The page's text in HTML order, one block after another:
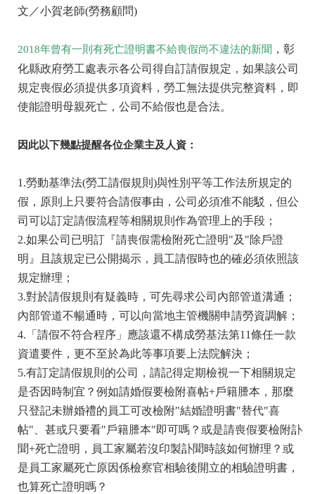
文／小賀老師(勞務顧問)
2018年曾有一則有死亡證明書不給喪假尚不違法的新聞 ，彰
化縣政府勞工處表示各公司得自訂請假規定，如果該公司
規定喪假必須提供多項資料，勞工無法提供完整資料，即
使能證明母親死亡，公司不給假也是合法。
因此以下幾點提醒各位企業主及人資：
1.勞動基準法(勞工請假規則)與性別平等工作法所規定的
假，原則上只要符合請假事由，公司必須准不能駁，但公
司可以訂定請假流程等相關規則作為管理上的手段；
2.如果公司已明訂『請喪假需檢附死亡證明"及"除戶證
明』且該規定已公開揭示，員工請假時也的確必須依照該
規定辦理；
3.對於請假規則有疑義時，可先尋求公司內部管道溝通；
內部管道不暢通時，可以向當地主管機關申請勞資調解；
4.「請假不符合程序」應該還不構成勞基法第11條任一款
資遣要件，更不至於為此等事項要上法院解決；
5.有訂定請假規則的公司，請記得定期檢視一下相關規定
是否因時制宜？例如請婚假要檢附喜帖+戶籍謄本，那麼
只登記未辦婚禮的員工可改檢附"結婚證明書"替代"喜
帖"、甚或只要看"戶籍謄本"即可嗎？或是請喪假要檢附訃
聞+死亡證明，員工家屬若沒印製訃聞時該如何辦理？或
是員工家屬死亡原因係檢察官相驗後開立的相驗證明書，
也算死亡證明嗎？